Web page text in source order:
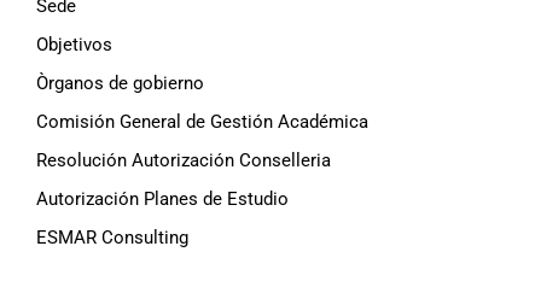
Sede
Objetivos
Òrganos de gobierno
Comisión General de Gestión Académica
Resolución Autorización Conselleria
Autorización Planes de Estudio
ESMAR Consulting